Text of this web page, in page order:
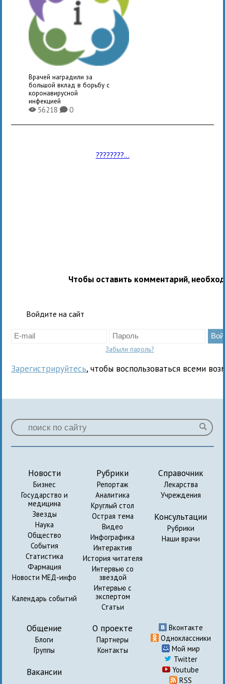
Врачей наградили за
большой вклад в борьбу с
коронавирусной
инфекцией
X56218K0
????????...
Чтобы оставить комментарий,
Войдите на сайт
Забыли пароль?
Зарегистрируйтесь, чтобы воспользоваться всеми
Новости
Бизнес
Государство и
медицина
Звезды
Наука
Общество
События
Статистика
Фармация
Новости МЕД-инфо
Календарь событий
Рубрики
Репортаж
Аналитика
Круглый стол
Острая тема
Видео
Инфографика
Интерактив
История читателя
Интервью со
звездой
Интервью с
экспертом
Статьи
Справочник
Лекарства
Учреждения
Консультации
Рубрики
Наши врачи
Общение
Блоги
Группы
Вакансии
О проекте
Партнеры
Контакты
Вконтакте
Одноклассники
Мой мир
Twitter
Youtube
RSS